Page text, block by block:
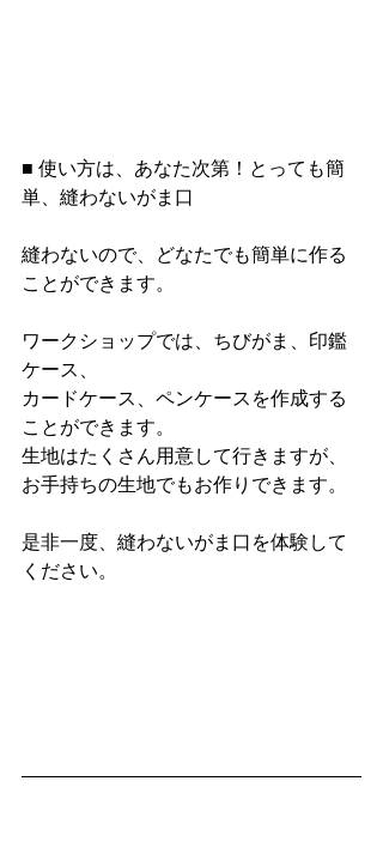
■ 使い方は、あなた次第！とっても簡
単、縫わないがま口
縫わないので、どなたでも簡単に作る
ことができます。
ワークショップでは、ちびがま、印鑑
ケース、
カードケース、ペンケースを作成する
ことができます。
生地はたくさん用意して行きますが、
お手持ちの生地でもお作りできます。
是非一度、縫わないがま口を体験して
ください。